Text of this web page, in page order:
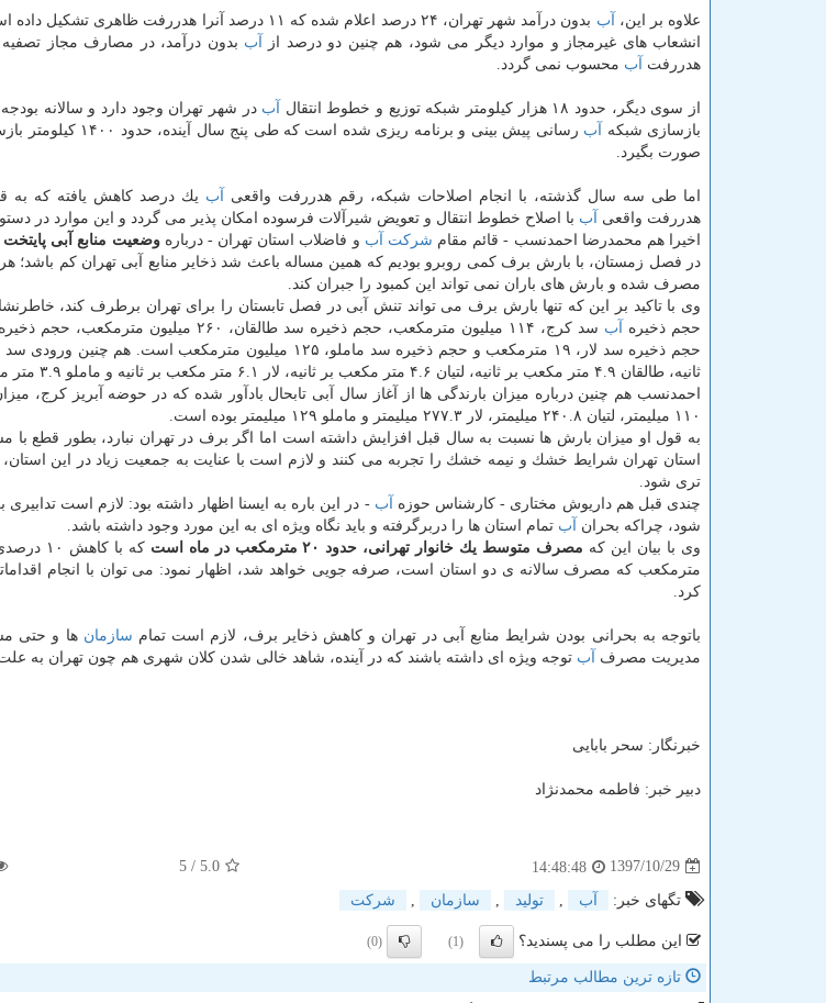
علاوه بر این، آب
بدون درآمد شهر تهران، ۲۴ درصد اعلام شده كه ۱۱ درصد آنرا
انشعاب های غیرمجاز و موارد دیگر می شود، هم چنین دو درصد از
آب بدون درآمد، در مصارف مجاز
هدررفت
آب محسوب نمی گردد.
از سوی دیگر، حدود ۱۸ هزار كیلومتر شبكه توزیع و خطوط انتقال آب
بازسازی شبكه
آب
رسانی پیش بینی و برنامه
صورت بگیرد.
اما طی سه سال گذشته، با انجام اصلاحات شبكه، رقم هدررفت واقعی آب یك درصد كاهش یافته كه به
هدررفت واقعی
آب با اصلاح خطوط انتقال و تعویض شیرآلات فرسوده امكان پذیر می گردد و این موارد در
اخیرا هم محمدرضا احمدنسب - قائم مقام شركت آب و فاضلاب استان تهران - دربارهوضعیت منابع آبی پایتخت
در فصل زمستان، با بارش برف كمی روبرو بودیم كه همین مساله باعث شد ذخایر منابع آبی تهران كم باشد؛
مصرف شده و بارش های باران نمی تواند این كمبود را جبران كند.
وی با تاكید بر این كه تنها بارش برف می تواند تنش آبی در فصل تابستان را برای تهران برطرف كند،
حجم ذخیره
آب
ثانیه، طالقان ۴.۹ متر مكعب بر ثانیه، لتیان ۴.۶ متر مكعب بر ثانیه، لار ۶.۱ متر مكعب بر ثانیه و ماملو ۳.۹ متر مكعب بر ثانیه برآورد شده است.
۱۱۰ میلیمتر، لتیان ۲۴۰.۸ میلیمتر، لار ۲۷۷.۳ میلیمتر و ماملو ۱۲۹ میلیمتر بوده است.
به قول او میزان بارش ها نسبت به سال قبل افزایش داشته است اما اگر برف در تهران نبارد، بطور قطع با
استان تهران شرایط خشك و نیمه خشك را تجربه می كنند و لازم است با عنایت به جمعیت زیاد در این
تری شود.
چندی قبل هم داریوش مختاری - كارشناس حوزه
آب - در این باره به ایسنا اظهار داشته بود: لازم است
شود، چراكه بحران
آب تمام استان ها را دربرگرفته و باید نگاه ویژه ای به این مورد وجود داشته باشد.
وی با بیان این كه مصرف متوسط یك خانوار تهرانی، حدود ۲۰ مترمكعب در ماه است كه با كاهش ۱۰ درصدی مصرف
مترمكعب كه مصرف سالانه ی دو استان است، صرفه جویی خواهد شد، اظهار نمود: می توان با انجام
كرد.
باتوجه به بحرانی بودن شرایط منابع آبی در تهران و كاهش ذخایر برف، لازم است تمام سازمان ها و حتی
مدیریت مصرف
آب توجه ویژه ای داشته باشند كه در آینده، شاهد خالی شدن كلان شهری هم چون تهران به علت
خبرنگار: سحر بابایی
دبیر خبر: فاطمه محمدنژاد
1397/10/29
14:48:48
5.0
/ 5
تگهای خبر: آب تولید سازمان شركت
این مطلب را می پسندید؟ (1)
(0)
تازه ترین مطالب مرتبط